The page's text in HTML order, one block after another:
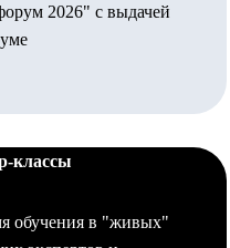
2026" с выдачей
классы
обучения в "живых"